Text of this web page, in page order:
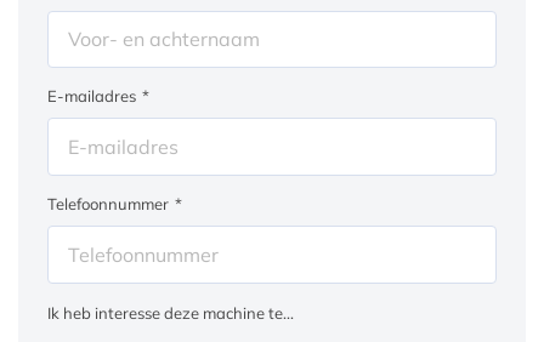
E-mailadres *
Telefoonnummer *
Ik heb interesse deze machine te...